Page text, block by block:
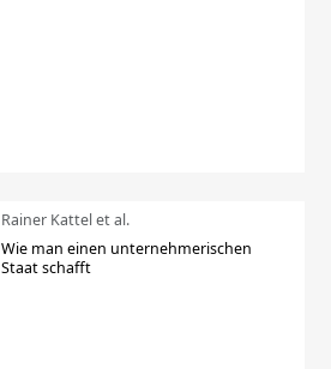
Rainer Kattel et al.
Wie man einen unternehmerischen
Staat schafft